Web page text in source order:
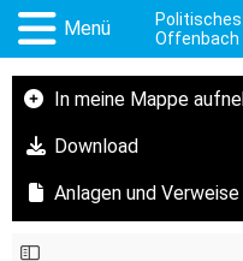
Menü
Offenbach
In meine Mappe
Download
Anlagen und Verweise